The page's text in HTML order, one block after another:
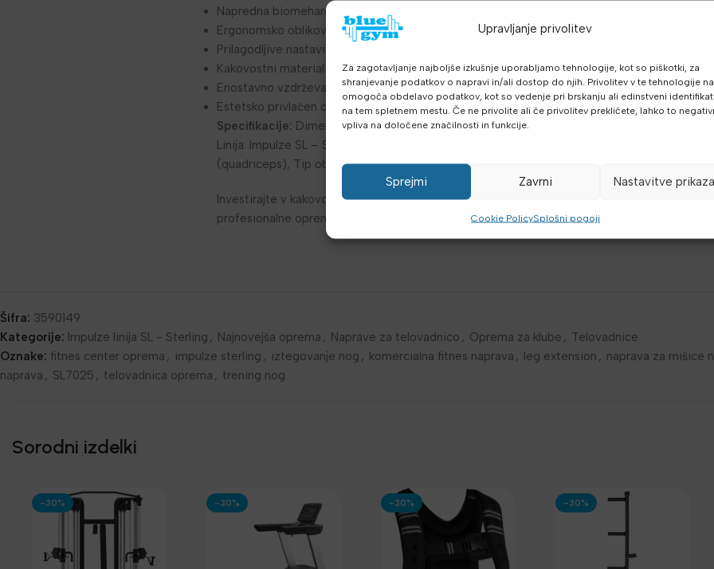
Upravljanje privolitev
Za zagotavljanje najboljše izkušnje uporabljamo tehnologije, kot so piškotki, za
shranjevanje podatkov o napravi in/ali dostop do njih. Privolitev v te tehnologije
omogoča obdelavo podatkov, kot so vedenje pri brskanju ali edinstveni
na tem spletnem mestu. Če ne privolite ali če privolitev prekličete, lahko to
vpliva na določene značilnosti in funkcije.
Sprejmi Zavrni Nastavitve
Cookie PolicySplošni pogoji
Napredna biomehanska zasnova, ki sledi fiziološkim gibom telesa
Ergonomsko oblikovani oblazinjeni deli za udobje in varnost
Prilagodljive nastavitve za uporabnike različnih višin in telesnih gradenj
Kakovostni materiali, odporni na intenzivno uporabo
Enostavno vzdrževanje in dolga življenjska doba
Estetsko privlačen dizajn Sterling linije
Specifikacije: Dimenzije naprave: 1270 x 1690 x 1005 mm (globina x širina x višina),
Linija: Impulze SL – Sterling, Namen: Profesionalna/komercialna uporaba, Fokus: Sprednja
(quadriceps), Tip obremenitve: Disk uteži/plošče. Naprava vključuje uporabniški priročnik
Investirajte v kakovostno fitnes opremo za vašo telovadnico. Kontaktirajte nas za več
profesionalne opreme Impulze Sterling.
Šifra: 3590149
Kategorije: Impulze linija SL - Sterling , Najnovejša oprema , Naprave za telovadnico , Oprema za klube , Telovadnice
Oznake: fitnes center oprema , impulze sterling , iztegovanje nog , komercialna fitnes naprava , leg extension , naprava za mišice
naprava , SL7025 , telovadnica oprema , trening nog
Sorodni izdelki
-30% -30% -30% -30%